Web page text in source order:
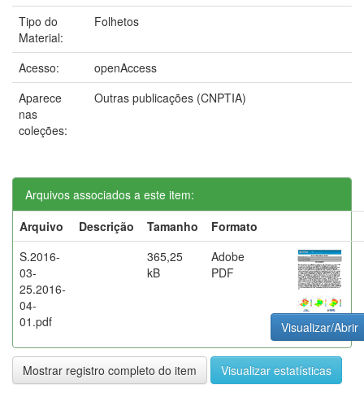
Tipo do
Material:
Folhetos
Acesso:
openAccess
Aparece
nas
coleções:
Outras publicações (CNPTIA)
Arquivos associados a este item:
Arquivo
Descrição Tamanho
Formato
S.2016-
03-
25.2016-
04-
01.pdf
365,25
kB
Adobe
PDF
Visualizar/Abrir
Mostrar registro completo do item Visualizar estatísticas